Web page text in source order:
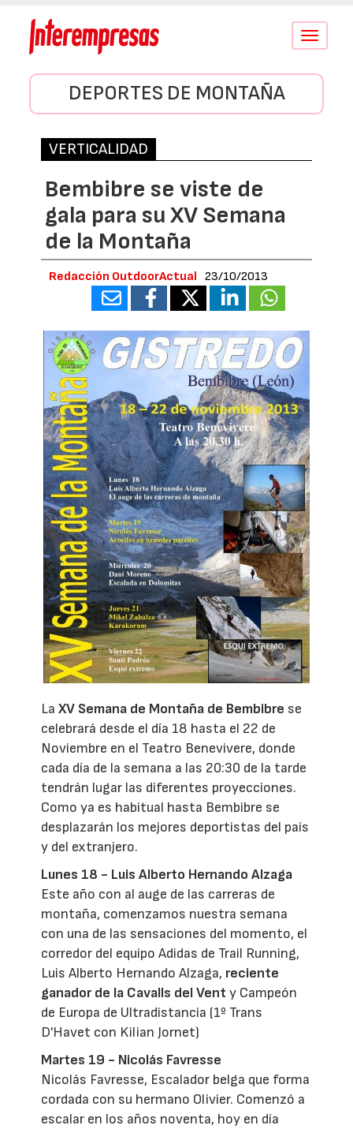
Conmutar
DEPORTES DE MONTAÑA
VERTICALIDAD
Bembibre se viste de
gala para su XV Semana
de la Montaña
Redacción OutdoorActual 23/10/2013
La XV Semana de Montaña de Bembibre se
celebrará desde el día 18 hasta el 22 de
Noviembre en el Teatro Benevivere, donde
cada día de la semana a las 20:30 de la tarde
tendrán lugar las diferentes proyecciones.
Como ya es habitual hasta Bembibre se
desplazarán los mejores deportistas del país
y del extranjero.
Lunes 18 - Luis Alberto Hernando Alzaga
Este año con al auge de las carreras de
montaña, comenzamos nuestra semana
con una de las sensaciones del momento, el
corredor del equipo Adidas de Trail Running,
Luis Alberto Hernando Alzaga, reciente
ganador de la Cavalls del Vent y Campeón
de Europa de Ultradistancia (1º Trans
D'Havet con Kilian Jornet)
Martes 19 - Nicolás Favresse
Nicolás Favresse, Escalador belga que forma
cordada con su hermano Olivier. Comenzó a
escalar en los años noventa, hoy en día